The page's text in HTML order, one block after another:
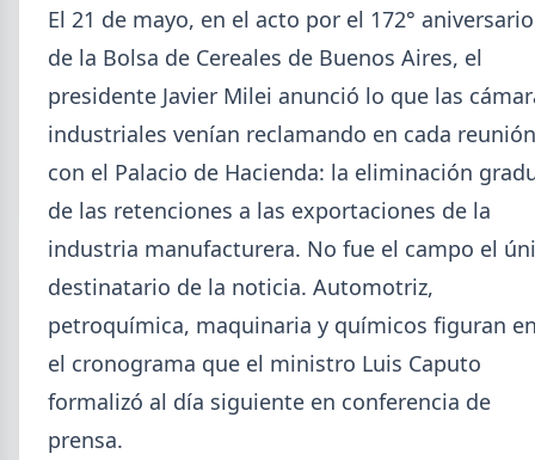
Cheques rechazados en alza: la
cadena de pagos metalúrgica
en casi seis años. El caso Metalfor expone la tensión
que crece en la cadena de pagos metalúrgica.
El 21 de mayo, en el acto por el 172° aniversario
de la Bolsa de Cereales de Buenos Aires, el
presidente Javier Milei anunció lo que las
industriales venían reclamando en cada reunión
con el Palacio de Hacienda: la eliminación
de las retenciones a las exportaciones de la
industria manufacturera. No fue el campo el
destinatario de la noticia. Automotriz,
petroquímica, maquinaria y químicos figuran
el cronograma que el ministro Luis Caputo
formalizó al día siguiente en conferencia de
prensa.